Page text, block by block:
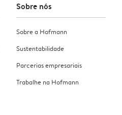
Sobre nós
Sobre a Hofmann
Sustentabilidade
Parcerias empresariais
Trabalhe na Hofmann